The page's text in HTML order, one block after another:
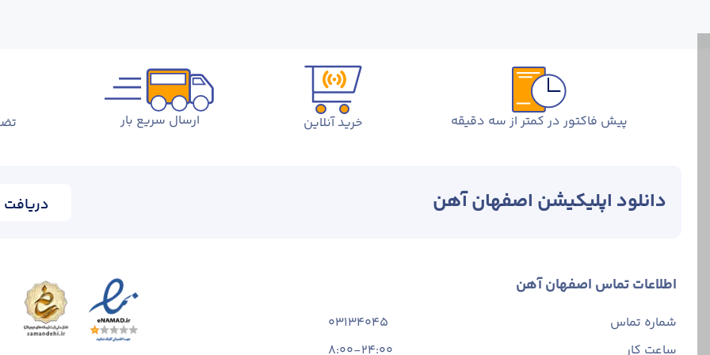
پیش فاکتور در کمتر از سه دقیقه خرید آنلاین ارسال سریع بار
دانلود اپلیکیشن اصفهان آهن دریافت
اطلاعات تماس اصفهان آهن
شماره تماس
03134045
ساعت کار
8:00-24:00